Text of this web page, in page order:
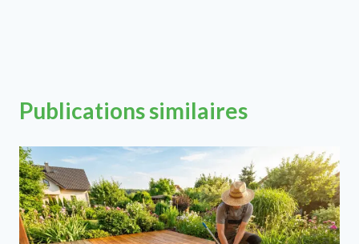
Publications similaires